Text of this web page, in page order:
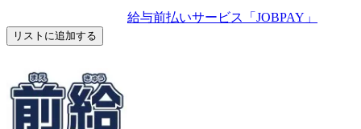
給与前払いサービス「JOBPAY」
リストに追加する